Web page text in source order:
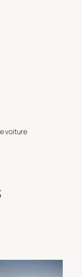
voiture